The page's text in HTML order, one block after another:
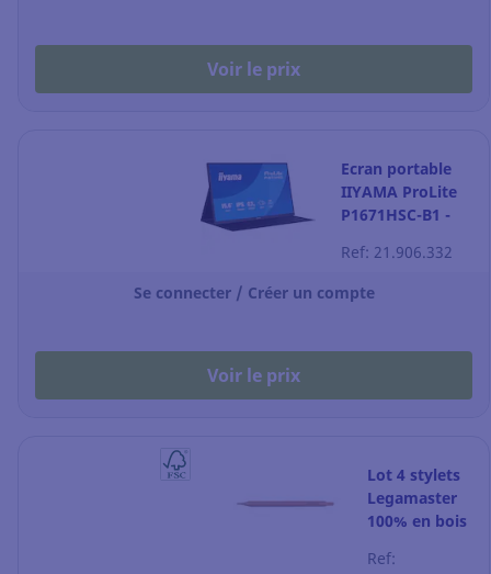
Voir le prix
Ecran portable
IIYAMA ProLite
P1671HSC-B1 -
Ref: 21.906.332
Se connecter / Créer un compte
Voir le prix
Lot 4 stylets
Legamaster
100% en bois
Ref: